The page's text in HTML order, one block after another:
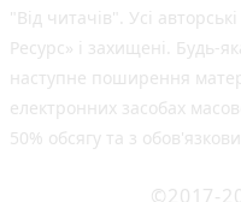
"Від читачів". Усі
Ресурс» і захищені. Будь-
наступне поширення
електронних засобах
50% обсягу та з
©2017-